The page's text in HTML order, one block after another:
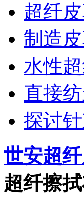
超纤
制造
水性
直接
探讨
世安超
超纤擦